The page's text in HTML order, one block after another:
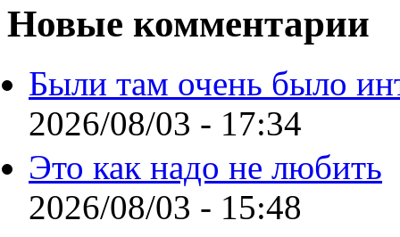
Новые комментарии
Были там очень было
2026/08/03 - 17:34
Это как надо не любить
2026/08/03 - 15:48